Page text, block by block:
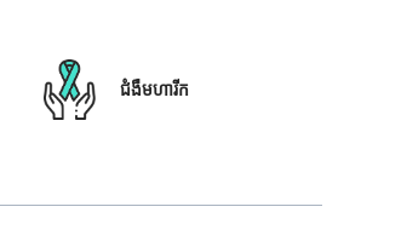
ជំងឺមហារីក